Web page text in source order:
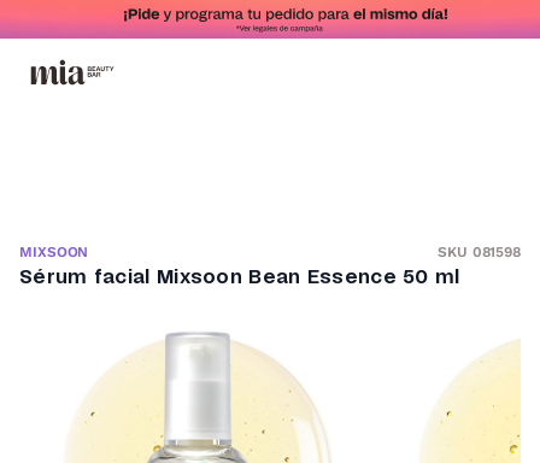
MIXSOON SKU 081598
Sérum facial Mixsoon Bean Essence 50 ml